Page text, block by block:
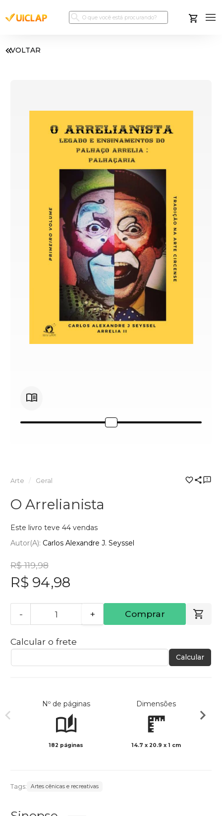
VOLTAR
Arte Geral
O Arrelianista
Este livro teve 44 vendas
Autor(a): Carlos Alexandre J. Seyssel
R$ 119,98
R$ 94,98
- + Comprar
Calcular o frete
Calcular
Nº de páginas
182 páginas
Dimensões
14.7 x 20.9 x 1 cm
Tags: Artes cênicas e recreativas